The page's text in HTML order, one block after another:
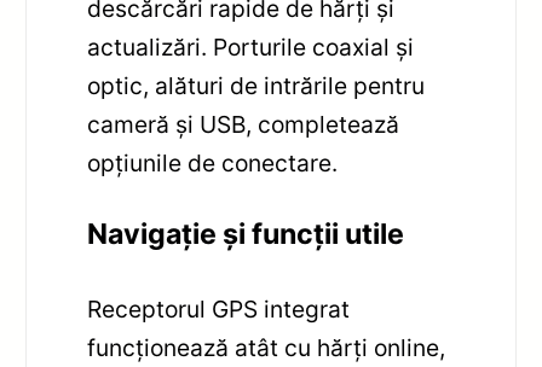
descărcări rapide de hărți și
actualizări. Porturile coaxial și
optic, alături de intrările pentru
cameră și USB, completează
opțiunile de conectare.
Navigație și funcții utile
Receptorul GPS integrat
funcționează atât cu hărți online,